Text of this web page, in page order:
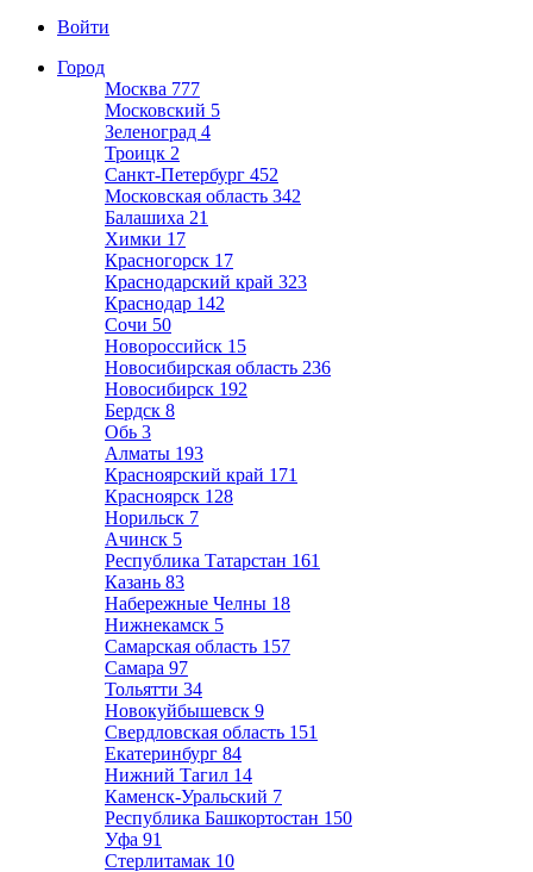
Войти
Город
Москва 777
Московский 5
Зеленоград 4
Троицк 2
Санкт-Петербург 452
Московская область 342
Балашиха 21
Химки 17
Красногорск 17
Краснодарский край 323
Краснодар 142
Сочи 50
Новороссийск 15
Новосибирская область 236
Новосибирск 192
Бердск 8
Обь 3
Алматы 193
Красноярский край 171
Красноярск 128
Норильск 7
Ачинск 5
Республика Татарстан 161
Казань 83
Набережные Челны 18
Нижнекамск 5
Самарская область 157
Самара 97
Тольятти 34
Новокуйбышевск 9
Свердловская область 151
Екатеринбург 84
Нижний Тагил 14
Каменск-Уральский 7
Республика Башкортостан 150
Уфа 91
Стерлитамак 10